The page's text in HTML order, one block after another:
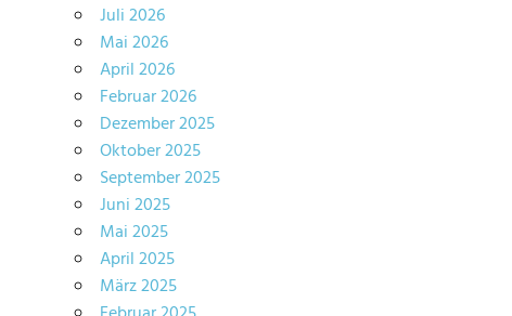
Juli 2026
Mai 2026
April 2026
Februar 2026
Dezember 2025
Oktober 2025
September 2025
Juni 2025
Mai 2025
April 2025
März 2025